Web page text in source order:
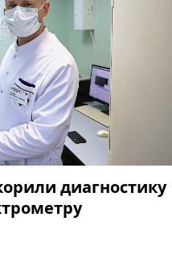
диагностику